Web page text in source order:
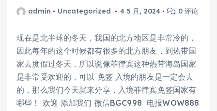
admin Uncategorized 4 5 月, 2024 0 评论
现在是北半球的冬天，我国的北方地区是非常冷的，
因此每年的这个时候都有很多的北方朋友，到热带国
家去度假过冬天，所以说像菲律宾这种热带海岛国家
是非常受欢迎的，可以 免签 入境的朋友是一定会去
的，那么我们今天就来分享，入境菲律宾免签国家有
哪些！ 欢迎 添加我们 微信BGC998 电报WOW888